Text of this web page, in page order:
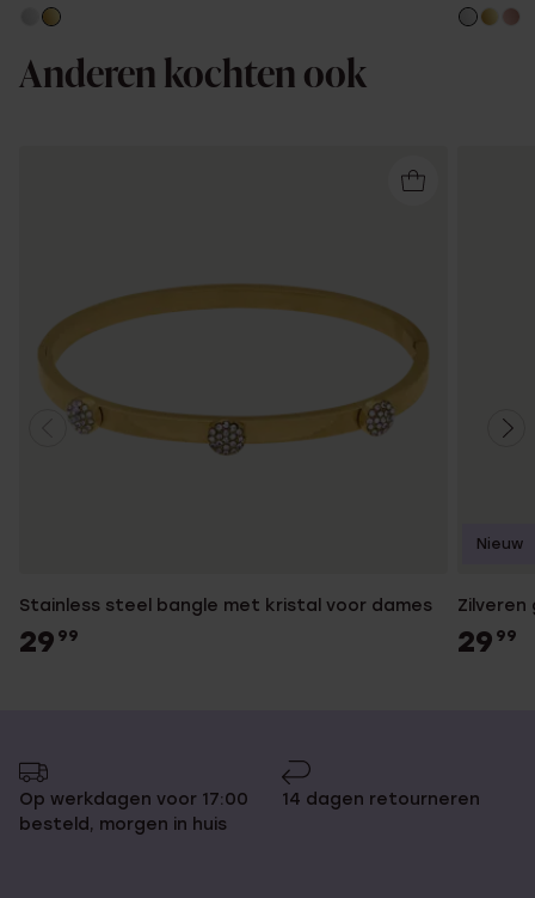
Anderen kochten ook
Stainless steel bangle met kristal voor dames
29 99 29 99
Nieuw
Op werkdagen voor 17:00
besteld, morgen in huis
14 dagen retourneren